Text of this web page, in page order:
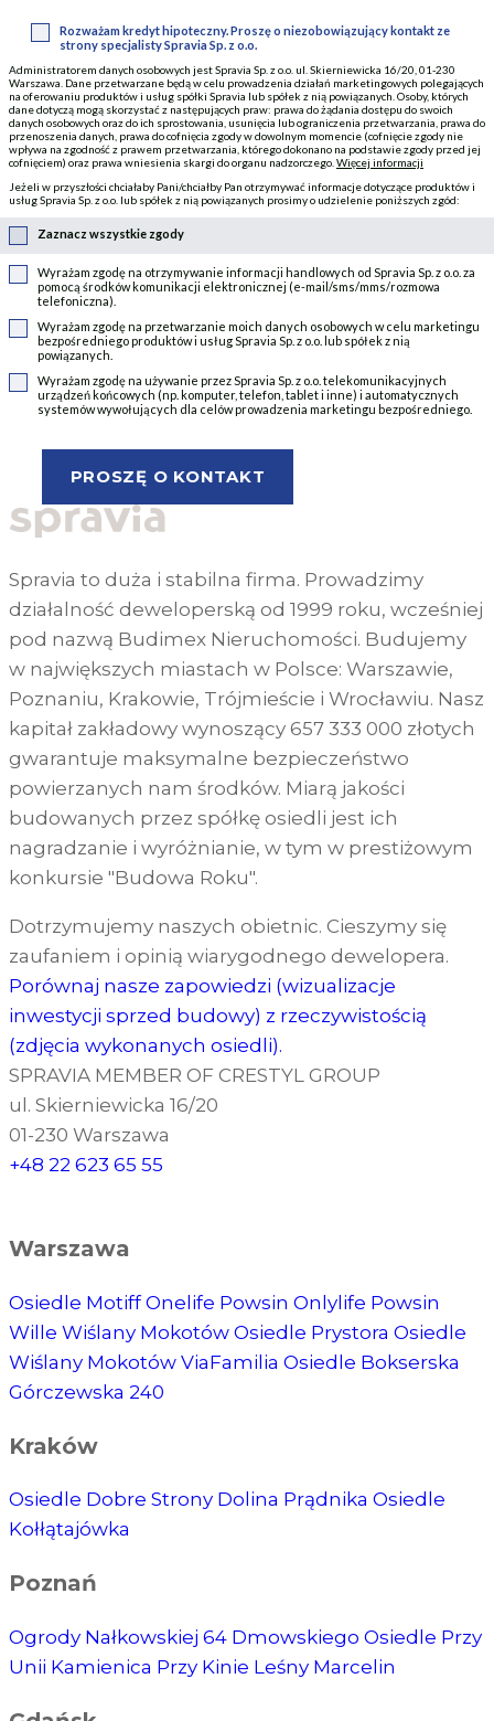
Rozważam kredyt hipoteczny. Proszę o niezobowiązujący kontakt ze
strony specjalisty Spravia Sp. z o.o.
Administratorem danych osobowych jest Spravia Sp. z o.o. ul. Skierniewicka 16/20, 01-230
Warszawa. Dane przetwarzane będą w celu prowadzenia działań marketingowych polegających
na oferowaniu produktów i usług spółki Spravia lub spółek z nią powiązanych. Osoby, których
dane dotyczą mogą skorzystać z następujących praw: prawa do żądania dostępu do swoich
danych osobowych oraz do ich sprostowania, usunięcia lub ograniczenia przetwarzania, prawa do
przenoszenia danych, prawa do cofnięcia zgody w dowolnym momencie (cofnięcie zgody nie
wpływa na zgodność z prawem przetwarzania, którego dokonano na podstawie zgody przed jej
cofnięciem) oraz prawa wniesienia skargi do organu nadzorczego. Więcej informacji
Jeżeli w przyszłości chciałaby Pani/chciałby Pan otrzymywać informacje dotyczące produktów i
usług Spravia Sp. z o.o. lub spółek z nią powiązanych prosimy o udzielenie poniższych zgód:
Zaznacz wszystkie zgody
Wyrażam zgodę na otrzymywanie informacji handlowych od Spravia Sp. z o.o. za
pomocą środków komunikacji elektronicznej (e-mail/sms/mms/rozmowa
telefoniczna).
Wyrażam zgodę na przetwarzanie moich danych osobowych w celu marketingu
bezpośredniego produktów i usług Spravia Sp. z o.o. lub spółek z nią
powiązanych.
Wyrażam zgodę na używanie przez Spravia Sp. z o.o. telekomunikacyjnych
urządzeń końcowych (np. komputer, telefon, tablet i inne) i automatycznych
systemów wywołujących dla celów prowadzenia marketingu bezpośredniego.
Spravia to duża i stabilna firma. Prowadzimy
działalność deweloperską od 1999 roku, wcześniej
pod nazwą Budimex Nieruchomości. Budujemy
w największych miastach w Polsce: Warszawie,
Poznaniu, Krakowie, Trójmieście i Wrocławiu. Nasz
kapitał zakładowy wynoszący 657 333 000 złotych
gwarantuje maksymalne bezpieczeństwo
powierzanych nam środków. Miarą jakości
budowanych przez spółkę osiedli jest ich
nagradzanie i wyróżnianie, w tym w prestiżowym
konkursie "Budowa Roku".
Dotrzymujemy naszych obietnic. Cieszymy się
zaufaniem i opinią wiarygodnego dewelopera.
Porównaj nasze zapowiedzi (wizualizacje
inwestycji sprzed budowy) z rzeczywistością
(zdjęcia wykonanych osiedli).
SPRAVIA MEMBER OF CRESTYL GROUP
ul. Skierniewicka 16/20
01-230 Warszawa
+48 22 623 65 55
Warszawa
Osiedle MotiffOnelife Powsin Onlylife Powsin
Wille Wiślany Mokotów Osiedle Prystora Osiedle
Wiślany Mokotów ViaFamilia Osiedle Bokserska
Górczewska 240
Kraków
Osiedle Dobre Strony Dolina Prądnika Osiedle
Kołłątajówka
Poznań
Ogrody Nałkowskiej 64 Dmowskiego Osiedle Przy
Unii Kamienica Przy Kinie Leśny Marcelin